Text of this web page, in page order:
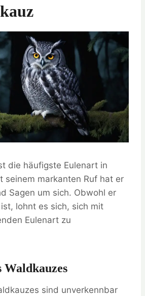
die häufigste Eulenart in
seinem markanten Ruf hat er
Sagen um sich. Obwohl er
lohnt es sich, sich mit
Eulenart zu
Waldkauzes
sind unverkennbar